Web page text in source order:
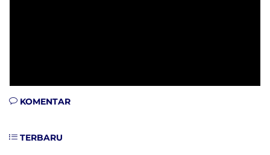
KOMENTAR
TERBARU